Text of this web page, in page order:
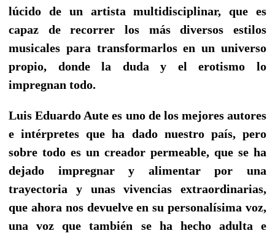
lúcido de un artista multidisciplinar, que es
capaz de recorrer los más diversos estilos
musicales para transformarlos en un universo
propio, donde la duda y el erotismo lo
impregnan todo.
Luis Eduardo Aute es uno de los mejores autores
e intérpretes que ha dado nuestro país, pero
sobre todo es un creador permeable, que se ha
dejado impregnar y alimentar por una
trayectoria y unas vivencias extraordinarias,
que ahora nos devuelve en su personalísima voz,
una voz que también se ha hecho adulta e